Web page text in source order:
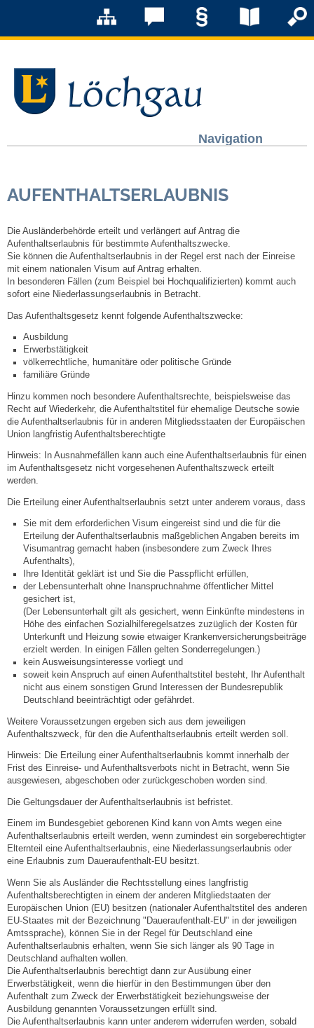
Navigation
Grußwort Bürgermeister
Kurzportrait
Löchgau früher
Steuern
Gebühren und Beiträge
Ortsrecht
Trinkwasser - Härtebereich
Redaktionsstatut für das Amtsblatt
Service
Notdienste
Fahrplanauskünfte
Abfall-Infos
Ortsplan
Bildergalerie
Rund um den Wein
Schlepper / Traktor
Rathaus
Gemeindeverwaltung
Mitarbeiter
Stellenangebote
Ortsrecht
AUFENTHALTSERLAUBNIS
Die Ausländerbehörde erteilt und verlängert auf Antrag die
Aufenthaltserlaubnis für bestimmte Aufenthaltszwecke.
Sie können die Aufenthaltserlaubnis in der Regel erst nach der Einreise
mit einem nationalen Visum auf Antrag erhalten.
In besonderen Fällen (zum Beispiel bei Hochqualifizierten) kommt auch
sofort eine Niederlassungserlaubnis in Betracht.
Das Aufenthaltsgesetz kennt folgende Aufenthaltszwecke:
Ausbildung
Erwerbstätigkeit
völkerrechtliche, humanitäre oder politische Gründe
familiäre Gründe
Hinzu kommen noch besondere Aufenthaltsrechte, beispielsweise das
Recht auf Wiederkehr, die Aufenthaltstitel für ehemalige Deutsche sowie
die Aufenthaltserlaubnis für in anderen Mitgliedsstaaten der Europäischen
Union langfristig Aufenthaltsberechtigte
Hinweis: In Ausnahmefällen kann auch eine Aufenthaltserlaubnis für einen
im Aufenthaltsgesetz nicht vorgesehenen Aufenthaltszweck erteilt
werden.
Die Erteilung einer Aufenthaltserlaubnis setzt unter anderem voraus, dass
Sie mit dem erforderlichen Visum eingereist sind und die für die
Erteilung der Aufenthaltserlaubnis maßgeblichen Angaben bereits im
Visumantrag gemacht haben (insbesondere zum Zweck Ihres
Aufenthalts),
Ihre Identität geklärt ist und Sie die Passpflicht erfüllen,
der Lebensunterhalt ohne Inanspruchnahme öffentlicher Mittel
gesichert ist,
(Der Lebensunterhalt gilt als gesichert, wenn Einkünfte mindestens in
Höhe des einfachen Sozialhilferegelsatzes zuzüglich der Kosten für
Unterkunft und Heizung sowie etwaiger Krankenversicherungsbeiträge
erzielt werden. In einigen Fällen gelten Sonderregelungen.)
kein Ausweisungsinteresse vorliegt und
soweit kein Anspruch auf einen Aufenthaltstitel besteht, Ihr Aufenthalt
nicht aus einem sonstigen Grund Interessen der Bundesrepublik
Deutschland beeinträchtigt oder gefährdet.
Weitere Voraussetzungen ergeben sich aus dem jeweiligen
Aufenthaltszweck, für den die Aufenthaltserlaubnis erteilt werden soll.
Hinweis: Die Erteilung einer Aufenthaltserlaubnis kommt innerhalb der
Frist des Einreise- und Aufenthaltsverbots nicht in Betracht, wenn Sie
ausgewiesen, abgeschoben oder zurückgeschoben worden sind.
Die Geltungsdauer der Aufenthaltserlaubnis ist befristet.
Einem im Bundesgebiet geborenen Kind kann von Amts wegen eine
Aufenthaltserlaubnis erteilt werden, wenn zumindest ein sorgeberechtigter
Elternteil eine Aufenthaltserlaubnis, eine Niederlassungserlaubnis oder
eine Erlaubnis zum Daueraufenthalt-EU besitzt.
Wenn Sie als Ausländer die Rechtsstellung eines langfristig
Aufenthaltsberechtigten in einem der anderen Mitgliedstaaten der
Europäischen Union (EU) besitzen (nationaler Aufenthaltstitel des anderen
EU-Staates mit der Bezeichnung "Daueraufenthalt-EU" in der jeweiligen
Amtssprache), können Sie in der Regel für Deutschland eine
Aufenthaltserlaubnis erhalten, wenn Sie sich länger als 90 Tage in
Deutschland aufhalten wollen.
Die Aufenthaltserlaubnis berechtigt dann zur Ausübung einer
Erwerbstätigkeit, wenn die hierfür in den Bestimmungen über den
Aufenthalt zum Zweck der Erwerbstätigkeit beziehungsweise der
Ausbildung genannten Voraussetzungen erfüllt sind.
Die Aufenthaltserlaubnis kann unter anderem widerrufen werden, sobald